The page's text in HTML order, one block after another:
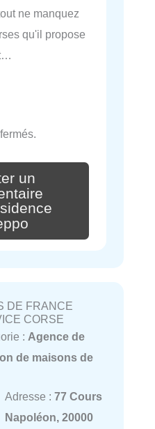
ne manquez
qu'il propose
un
DE FRANCE
CORSE
: Agence de
de maisons de
Adresse : 77 Cours
Napoléon, 20000